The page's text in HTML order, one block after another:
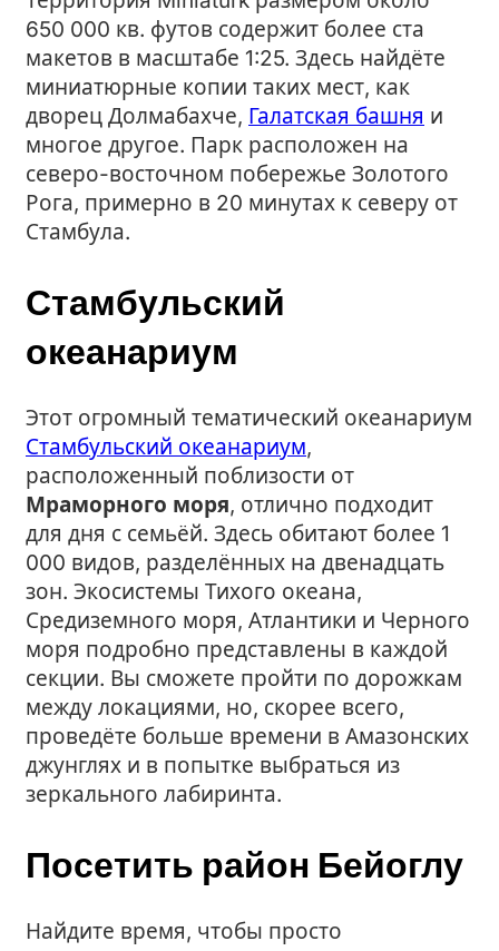
650 000 кв. футов содержит более ста
макетов в масштабе 1:25. Здесь найдёте
миниатюрные копии таких мест, как
дворец Долмабахче, Галатская башня и
многое другое. Парк расположен на
северо-восточном побережье Золотого
Рога, примерно в 20 минутах к северу от
Стамбула.
Стамбульский
океанариум
Этот огромный тематический океанариум
Стамбульский океанариум,
расположенный поблизости от
Мраморного моря, отлично подходит
для дня с семьёй. Здесь обитают более 1
000 видов, разделённых на двенадцать
зон. Экосистемы Тихого океана,
Средиземного моря, Атлантики и Черного
моря подробно представлены в каждой
секции. Вы сможете пройти по дорожкам
между локациями, но, скорее всего,
проведёте больше времени в Амазонских
джунглях и в попытке выбраться из
зеркального лабиринта.
Посетить район Бейоглу
Найдите время, чтобы просто